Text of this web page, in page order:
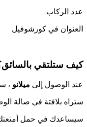
عدد الركاب
العنوان في كورشوفيل
كيف ستلتقي
عند الوصول إلى ميلانو ،
ستراه بلافتة في صالة
سيساعدك في حمل